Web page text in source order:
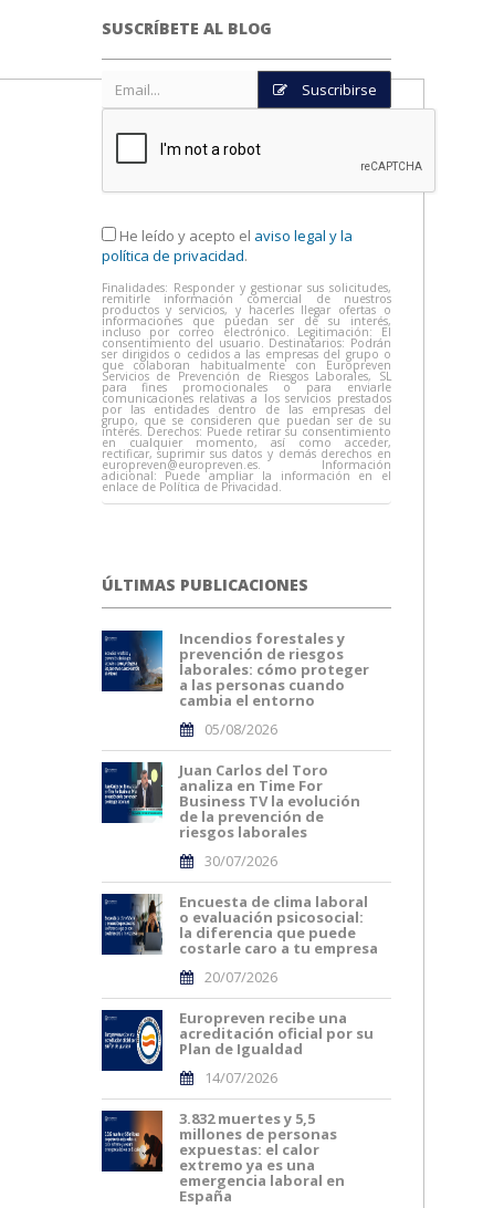
SUSCRÍBETE AL BLOG
Suscribirse
He leído y acepto el aviso legal y la
política de privacidad.
Finalidades: Responder y gestionar sus solicitudes,
remitirle información comercial de nuestros
productos y servicios, y hacerles llegar ofertas o
informaciones que puedan ser de su interés,
incluso por correo electrónico. Legitimación: El
consentimiento del usuario. Destinatarios: Podrán
ser dirigidos o cedidos a las empresas del grupo o
que colaboran habitualmente con Europreven
Servicios de Prevención de Riesgos Laborales, SL
para fines promocionales o para enviarle
comunicaciones relativas a los servicios prestados
por las entidades dentro de las empresas del
grupo, que se consideren que puedan ser de su
interés. Derechos: Puede retirar su consentimiento
en cualquier momento, así como acceder,
rectificar, suprimir sus datos y demás derechos en
europreven@europreven.es. Información
adicional: Puede ampliar la información en el
enlace de Política de Privacidad.
ÚLTIMAS PUBLICACIONES
Incendios forestales y
prevención de riesgos
laborales: cómo proteger
a las personas cuando
cambia el entorno
05/08/2026
Juan Carlos del Toro
analiza en Time For
Business TV la evolución
de la prevención de
riesgos laborales
30/07/2026
Encuesta de clima laboral
o evaluación psicosocial:
la diferencia que puede
costarle caro a tu empresa
20/07/2026
Europreven recibe una
acreditación oficial por su
Plan de Igualdad
14/07/2026
3.832 muertes y 5,5
millones de personas
expuestas: el calor
extremo ya es una
emergencia laboral en
España